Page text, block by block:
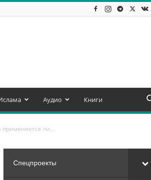
Аудио Книги
ли...
Спецпроекты